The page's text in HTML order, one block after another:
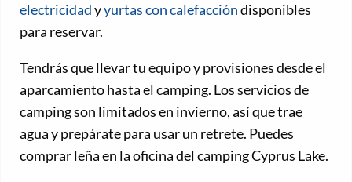
electricidadyyurtas con calefaccióndisponibles
para reservar.
Tendrás que llevar tu equipo y provisiones desde el
aparcamiento hasta el camping. Los servicios de
camping son limitados en invierno, así que trae
agua y prepárate para usar un retrete. Puedes
comprar leña en la oficina del camping Cyprus Lake.